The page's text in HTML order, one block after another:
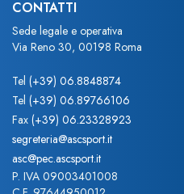
CONTATTI
Sede legale e operativa
Via Reno 30, 00198 Roma
Tel (+39) 06.8848874
Tel (+39) 06.89766106
Fax (+39) 06.23328923
segreteria@ascsport.it
asc@pec.ascsport.it
P. IVA 09003401008